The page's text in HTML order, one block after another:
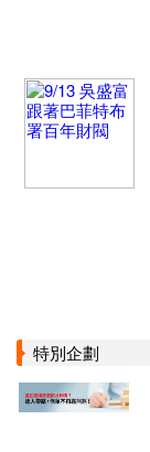
特別企劃